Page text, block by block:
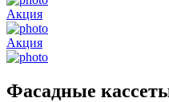
Акция
Акция
Фасадные